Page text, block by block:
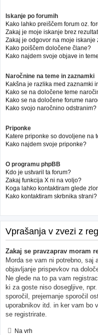
Iskanje po forumih
Kako lahko preiščem forum oz.
Zakaj je moje iskanje brez
Zakaj je odgovor na moje iskanje
Kako poiščem določene člane?
Kako najdem svoje objave in
Naročnine na teme in zaznamki
Kakšna je razlika med zaznamki
Kako se na določene teme
Kako se na določene forume
Kako svojo naročnino odstranim?
Priponke
Katere priponke so dovoljene na
Kako najdem svoje priponke?
O programu phpBB
Kdo je ustvaril ta forum?
Zakaj funkcija X ni na voljo?
Koga lahko kontaktiram glede
Kako kontaktiram skrbnika strani?
Vprašanja v zvezi z
Zakaj se pravzaprav moram
Morda se vam ni potrebno, saj
objavljanje prispevkov na
Ne glede na to pa vam
ki za goste niso dosegljive,
sporočil, prejemanje sporočil
uporabnikov itd. in ker vam bo
se registrirate.
Na vrh